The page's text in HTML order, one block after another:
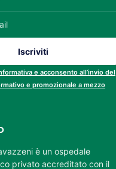
e acconsento all’invio del
e promozionale a mezzo
è un ospedale
privato accreditato con il